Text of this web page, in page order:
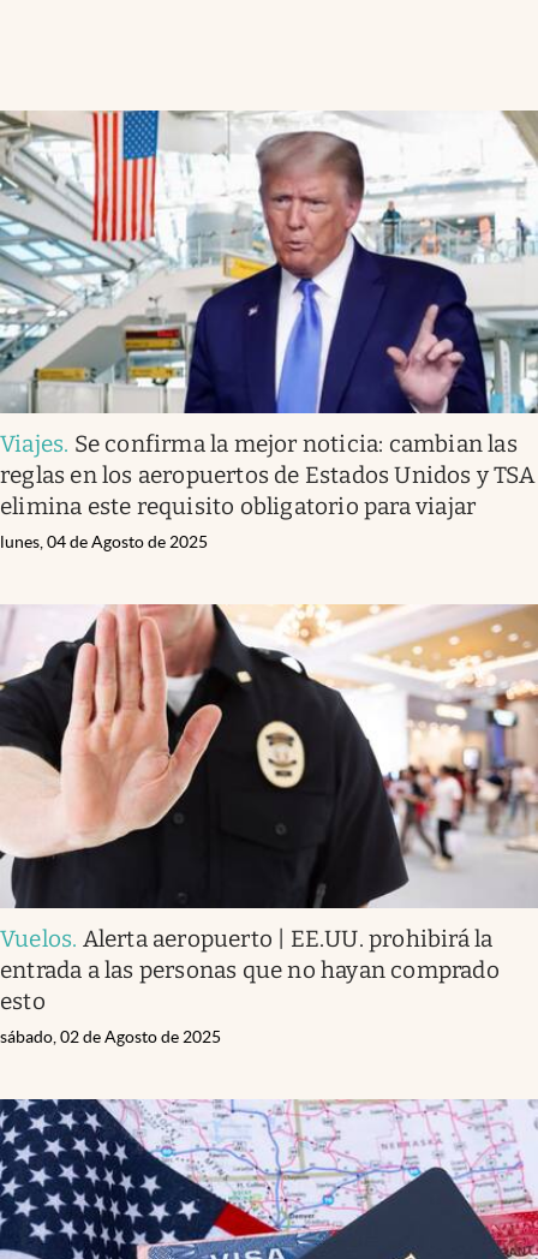
Viajes. Se confirma la mejor noticia: cambian las
reglas en los aeropuertos de Estados Unidos y TSA
elimina este requisito obligatorio para viajar
lunes, 04 de Agosto de 2025
Vuelos. Alerta aeropuerto | EE.UU. prohibirá la
entrada a las personas que no hayan comprado
esto
sábado, 02 de Agosto de 2025